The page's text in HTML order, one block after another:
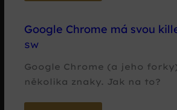
Google Chrome má svou
SW
Google Chrome (a jeho
několika znaky. Jak na to?